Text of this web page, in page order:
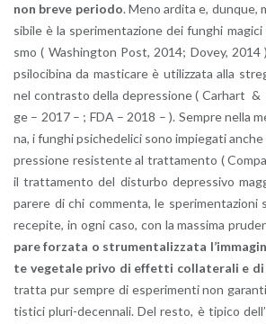
non breve pe­rio­do. Meno ar­di­ta e, dun­que,
si­bi­le è la spe­ri­men­ta­zio­ne dei fun­ghi
smo ( Wa­shing­ton Post, 2014; Dovey, 2014
psi­lo­ci­bi­na da ma­sti­ca­re è uti­liz­za­ta alla
nel con­tra­sto della de­pres­sio­ne ( Ca­rhart
ge – 2017 – ; FDA – 2018 – ). Sem­pre nella
na, i fun­ghi psi­che­de­li­ci sono im­pie­ga­ti
pres­sio­ne re­si­sten­te al trat­ta­men­to (
il trat­ta­men­to del di­stur­bo de­pres­si­vo
pa­re­re di chi com­men­ta, le spe­ri­men­ta­zio­ni
re­ce­pi­te, in ogni caso, con la mas­si­ma
pare for­za­ta o stru­men­ta­liz­za­ta
te ve­ge­ta­le privo di ef­fet­ti col­la­te­ra­li e
trat­ta pur sem­pre di espe­ri­men­ti non
ti­sti­ci plu­ri-de­cen­na­li. Del resto, è ti­pi­co